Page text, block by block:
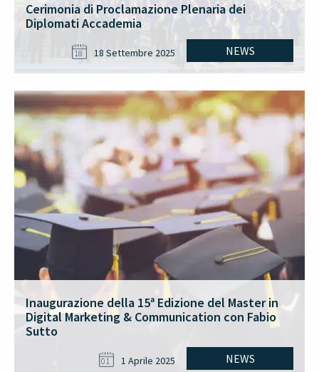
Cerimonia di Proclamazione Plenaria dei
Diplomati Accademia
NEWS
18 18 Settembre 2025
Inaugurazione della 15ª Edizione del Master in
Digital Marketing & Communication con Fabio
Sutto
NEWS
01 1 Aprile 2025